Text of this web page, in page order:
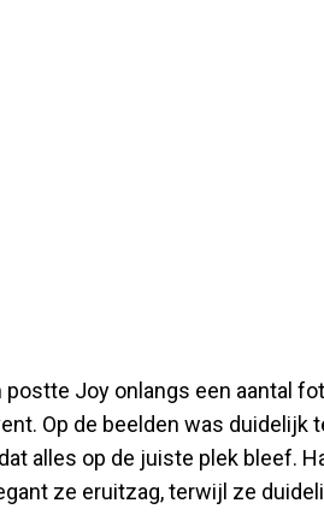
Joy onlangs een aantal
Op de beelden was duidelijk
alles op de juiste plek bleef.
ze eruitzag, terwijl ze